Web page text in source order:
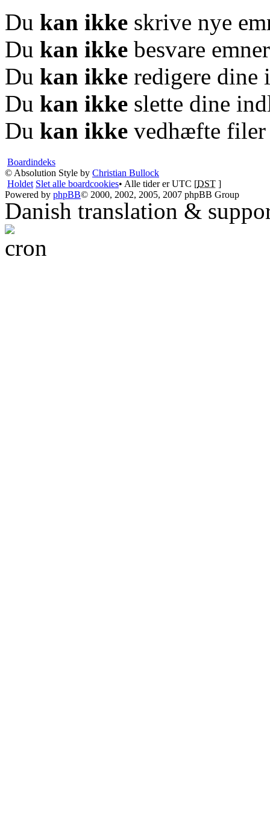
Du kan ikke skrive nye
Du kan ikke besvare emner
Du kan ikke redigere dine
Du kan ikke slette dine
Du kan ikke vedhæfte filer
Boardindeks
© Absolution Style by Christian Bullock
Holdet Slet alle boardcookies• Alle tider er UTC [DST ]
Powered by phpBB© 2000, 2002, 2005, 2007 phpBB Group
Danish translation &